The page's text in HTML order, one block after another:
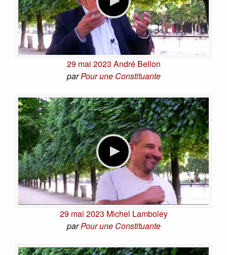
29 mai 2023 André Bellon
parPour une Constituante
29 mai 2023 Michel Lamboley
parPour une Constituante